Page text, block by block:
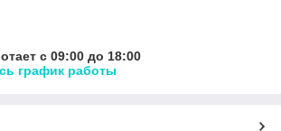
с 09:00 до 18:00
график работы